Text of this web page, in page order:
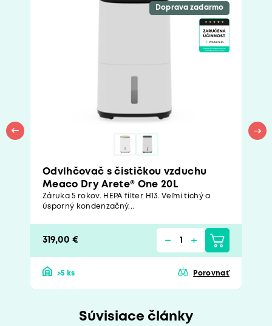
Doprava zadarmo
Odvlhčovač s čističkou vzduchu
Meaco Dry Arete® One 20L
Záruka 5 rokov. HEPA filter H13. Veľmi tichý a
úsporný kondenzačný...
319,00 €
>5 ks Porovnať
Súvisiace články